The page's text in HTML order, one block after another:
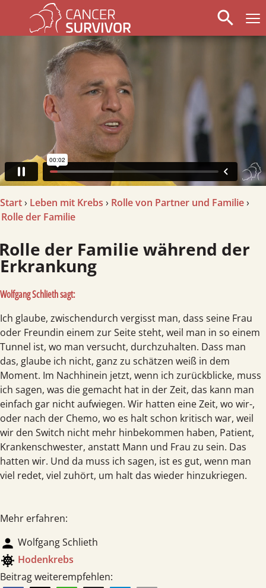
search
arrow_left
Start› Leben mit Krebs › Rolle von Partner und Familie›
Rolle der Familie
während der
Erkrankung
Wolfgang Schlieth sagt:
Ich glaube, zwischendurch vergisst man, dass seine Frau
oder Freundin einem zur Seite steht, weil man in so einem
Tunnel ist, wo man versucht, durchzuhalten. Dass man
das, glaube ich nicht, ganz zu schätzen weiß in dem
Moment. Im Nachhinein jetzt, wenn ich zurückblicke, muss
ich sagen, was die gemacht hat in der Zeit, das kann man
einfach gar nicht aufwiegen. Wir hatten eine Zeit, wo wir-,
oder nach der Chemo, wo es halt schon kritisch war, weil
wir den Switch nicht mehr hinbekommen haben, Patient,
Krankenschwester, anstatt Mann und Frau zu sein. Das
hatten wir. Und da muss ich sagen, ist es gut, wenn man
viel redet, viel zuhört, um halt das wieder hinzukriegen.
Mehr erfahren:
person Wolfgang Schlieth
coronavirus Hoden­krebs
Beitrag weiterempfehlen: